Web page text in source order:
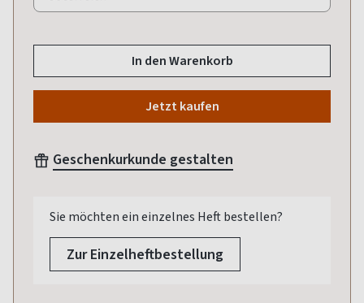
In den Warenkorb
Jetzt kaufen
Geschenkurkunde gestalten
Sie möchten ein einzelnes Heft bestellen?
Zur Einzelheftbestellung